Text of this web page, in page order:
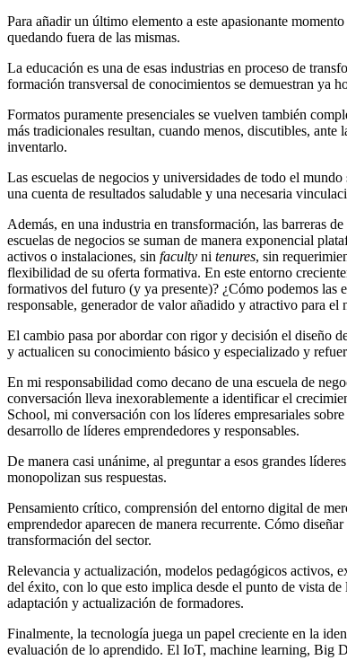
Para añadir un último elemento a este apasionante
quedando fuera de las mismas.
La educación es una de esas industrias en proceso de
formación transversal de conocimientos se demuestran ya
Formatos puramente presenciales se vuelven también
más tradicionales resultan, cuando menos, discutibles,
inventarlo.
Las escuelas de negocios y universidades de todo el
una cuenta de resultados saludable y una necesaria
Además, en una industria en transformación, las barreras
escuelas de negocios se suman de manera exponencial
activos o instalaciones, sin faculty ni tenures, sin
flexibilidad de su oferta formativa. En este entorno
formativos del futuro (y ya presente)? ¿Cómo podemos las
responsable, generador de valor añadido y atractivo para el
El cambio pasa por abordar con rigor y decisión el diseño
y actualicen su conocimiento básico y especializado y
En mi responsabilidad como decano de una escuela de
conversación lleva inexorablemente a identificar el
School, mi conversación con los líderes empresariales
desarrollo de líderes emprendedores y responsables.
De manera casi unánime, al preguntar a esos grandes
monopolizan sus respuestas.
Pensamiento crítico, comprensión del entorno digital de
emprendedor aparecen de manera recurrente. Cómo
transformación del sector.
Relevancia y actualización, modelos pedagógicos activos,
del éxito, con lo que esto implica desde el punto de vista de
adaptación y actualización de formadores.
Finalmente, la tecnología juega un papel creciente en la
evaluación de lo aprendido. El IoT, machine learning, Big